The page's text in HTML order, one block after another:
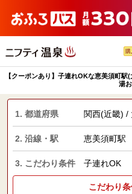
【クーポンあり】子連れOKな恵美須町
湯
1. 都道府県 関西(近畿) /
2. 沿線・駅 恵美須町駅
3. こだわり条件 子連れOK
こだわり